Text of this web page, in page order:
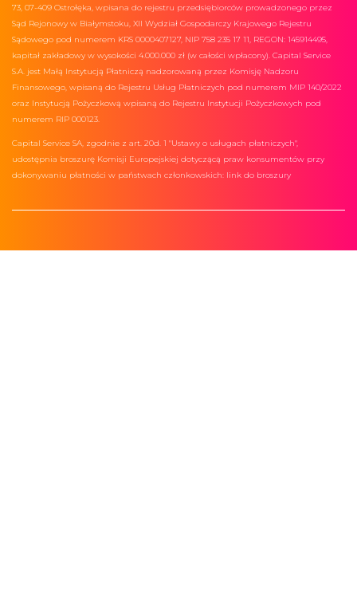
73, 07-409 Ostrołęka, wpisana do rejestru przedsiębiorców prowadzonego przez
Sąd Rejonowy w Białymstoku, XII Wydział Gospodarczy Krajowego Rejestru
Sądowego pod numerem KRS 0000407127, NIP 758 235 17 11, REGON: 145914495,
kapitał zakładowy w wysokości 4.000.000 zł (w całości wpłacony). Capital Service
S.A. jest Małą Instytucją Płatniczą nadzorowaną przez Komisję Nadzoru
Finansowego, wpisaną do Rejestru Usług Płatniczych pod numerem MIP 140/2022
oraz Instytucją Pożyczkową wpisaną do Rejestru Instytucji Pożyczkowych pod
numerem RIP 000123.
Capital Service SA, zgodnie z art. 20d. 1 "Ustawy o usługach płatniczych",
udostępnia broszurę Komisji Europejskiej dotyczącą praw konsumentów przy
dokonywaniu płatności w państwach członkowskich: link do broszury